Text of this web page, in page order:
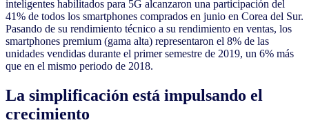
inteligentes habilitados para 5G alcanzaron una participación del
41% de todos los smartphones comprados en junio en Corea del Sur.
Pasando de su rendimiento técnico a su rendimiento en ventas, los
smartphones premium (gama alta) representaron el 8% de las
unidades vendidas durante el primer semestre de 2019, un 6% más
que en el mismo periodo de 2018.
La simplificación está impulsando el
crecimiento